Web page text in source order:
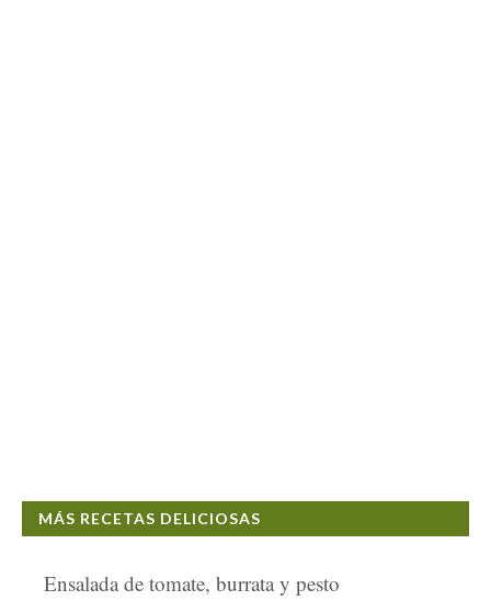
MÁS RECETAS DELICIOSAS
Ensalada de tomate, burrata y pesto